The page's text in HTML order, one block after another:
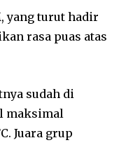
yang turut hadir
rasa puas atas
sudah di
maksimal
Juara grup